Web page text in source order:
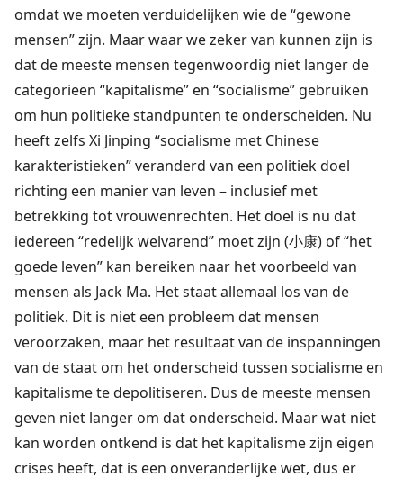
omdat we moeten verduidelijken wie de “gewone
mensen” zijn. Maar waar we zeker van kunnen zijn is
dat de meeste mensen tegenwoordig niet langer de
categorieën “kapitalisme” en “socialisme” gebruiken
om hun politieke standpunten te onderscheiden. Nu
heeft zelfs Xi Jinping “socialisme met Chinese
karakteristieken” veranderd van een politiek doel
richting een manier van leven – inclusief met
betrekking tot vrouwenrechten. Het doel is nu dat
iedereen “redelijk welvarend” moet zijn (小康) of “het
goede leven” kan bereiken naar het voorbeeld van
mensen als Jack Ma. Het staat allemaal los van de
politiek. Dit is niet een probleem dat mensen
veroorzaken, maar het resultaat van de inspanningen
van de staat om het onderscheid tussen socialisme en
kapitalisme te depolitiseren. Dus de meeste mensen
geven niet langer om dat onderscheid. Maar wat niet
kan worden ontkend is dat het kapitalisme zijn eigen
crises heeft, dat is een onveranderlijke wet, dus er